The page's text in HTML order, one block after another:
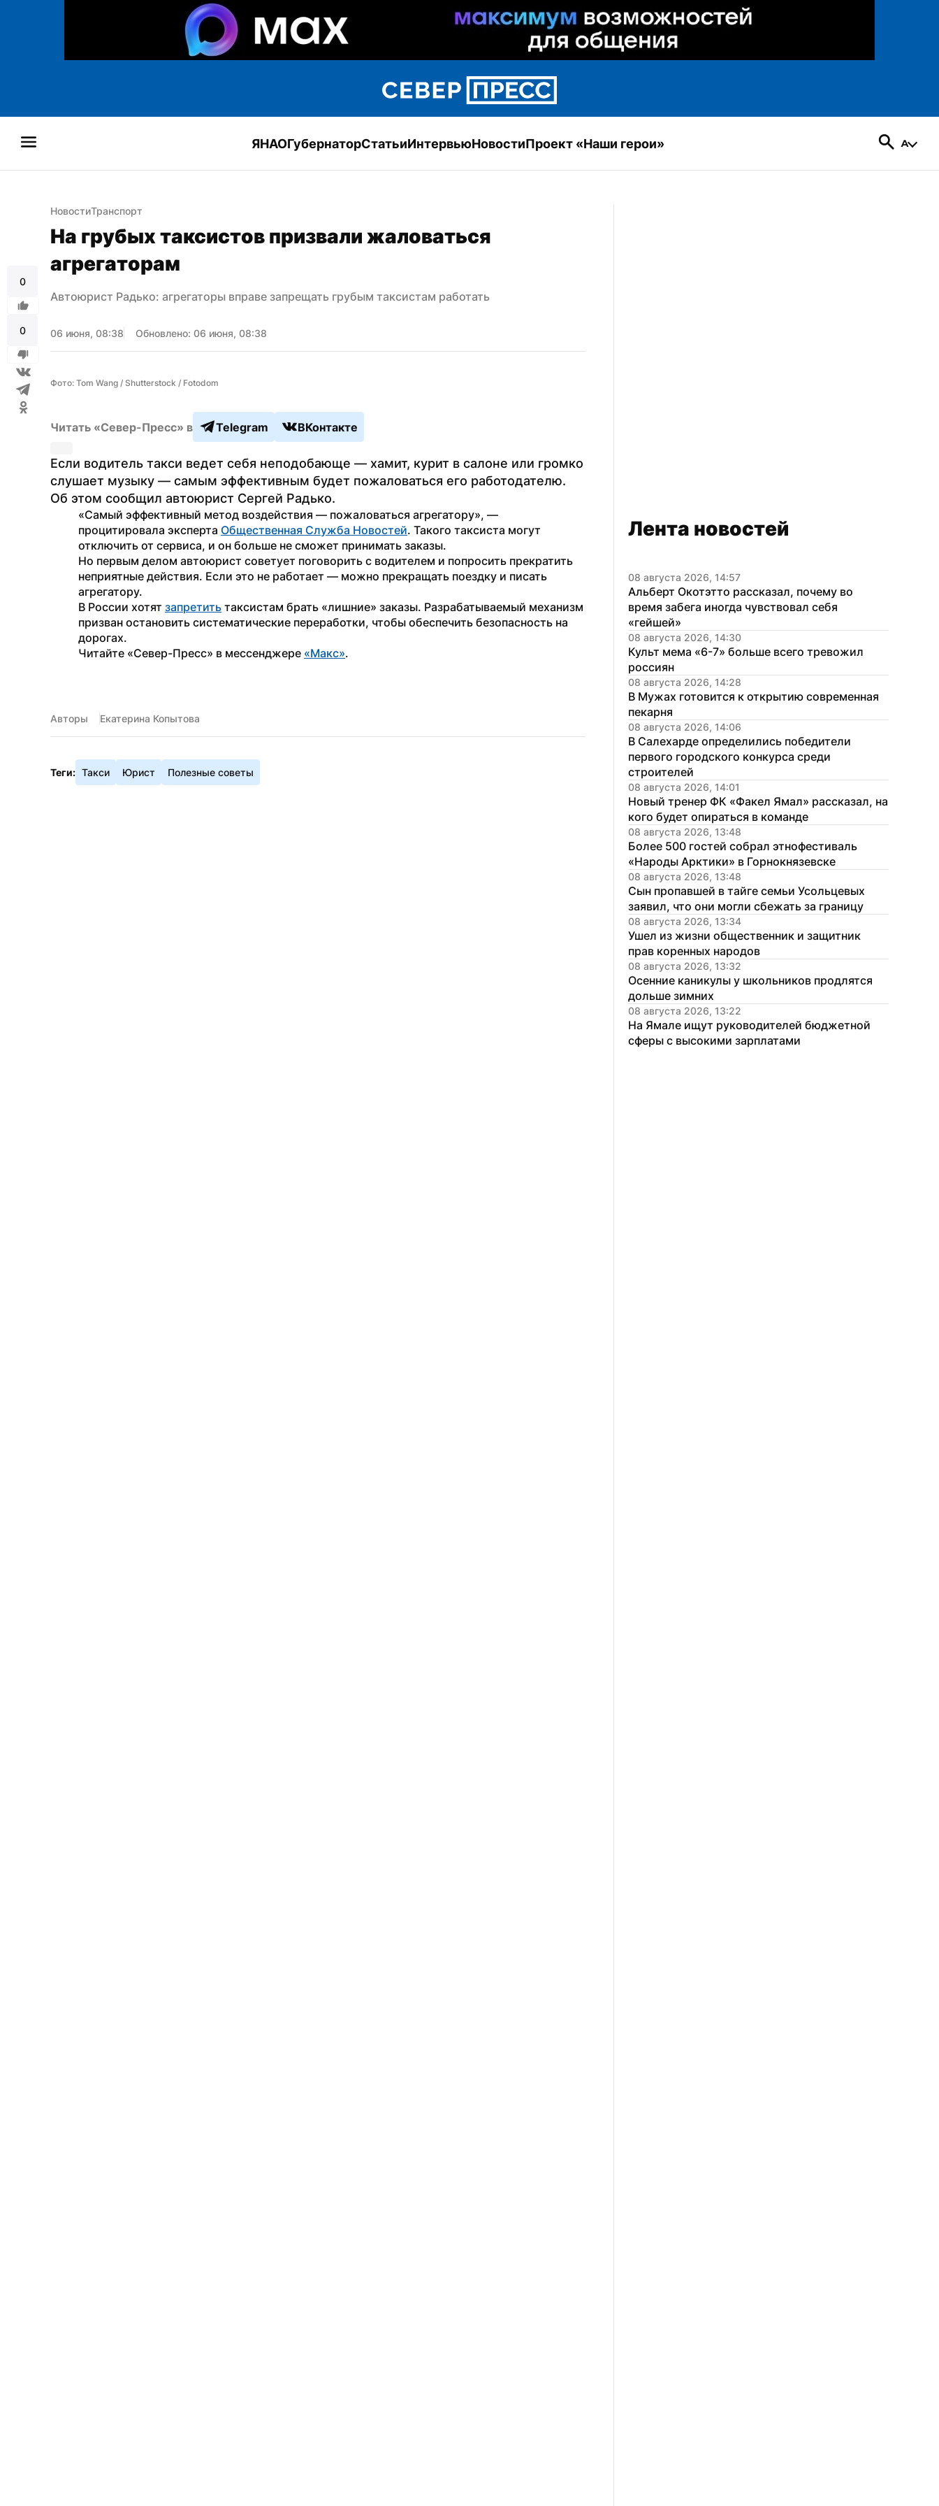
ЯНАОГубернаторСтатьиИнтервьюНовостиПроект «Наши герои»
0
0
НовостиТранспорт
На грубых таксистов призвали жаловаться
агрегаторам
Автоюрист Радько: агрегаторы вправе запрещать грубым таксистам работать
06 июня, 08:38 Обновлено: 06 июня, 08:38
Фото: Tom Wang / Shutterstock / Fotodom
Читать «Север-Пресс» в Telegram ВКонтакте
Если водитель такси ведет себя неподобающе — хамит, курит в салоне или громко
слушает музыку — самым эффективным будет пожаловаться его работодателю.
Об этом сообщил автоюрист Сергей Радько.
«Самый эффективный метод воздействия — пожаловаться агрегатору», —
процитировала эксперта Общественная Служба Новостей. Такого таксиста могут
отключить от сервиса, и он больше не сможет принимать заказы.
Но первым делом автоюрист советует поговорить с водителем и попросить прекратить
неприятные действия. Если это не работает — можно прекращать поездку и писать
агрегатору.
В России хотят запретить таксистам брать «лишние» заказы. Разрабатываемый механизм
призван остановить систематические переработки, чтобы обеспечить безопасность на
дорогах.
Читайте «Север-Пресс» в мессенджере «Макс».
Авторы Екатерина Копытова
Теги: Такси Юрист Полезные советы
Лента новостей
08 августа 2026, 14:57
Альберт Окотэтто рассказал, почему во
время забега иногда чувствовал себя
«гейшей»
08 августа 2026, 14:30
Культ мема «6-7» больше всего тревожил
россиян
08 августа 2026, 14:28
В Мужах готовится к открытию современная
пекарня
08 августа 2026, 14:06
В Салехарде определились победители
первого городского конкурса среди
строителей
08 августа 2026, 14:01
Новый тренер ФК «Факел Ямал» рассказал, на
кого будет опираться в команде
08 августа 2026, 13:48
Более 500 гостей собрал этнофестиваль
«Народы Арктики» в Горнокнязевске
08 августа 2026, 13:48
Сын пропавшей в тайге семьи Усольцевых
заявил, что они могли сбежать за границу
08 августа 2026, 13:34
Ушел из жизни общественник и защитник
прав коренных народов
08 августа 2026, 13:32
Осенние каникулы у школьников продлятся
дольше зимних
08 августа 2026, 13:22
На Ямале ищут руководителей бюджетной
сферы с высокими зарплатами